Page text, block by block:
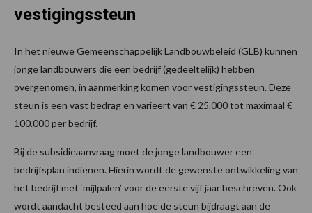
vestigingssteun
In het nieuwe Gemeenschappelijk Landbouwbeleid (GLB) kunnen
jonge landbouwers die een bedrijf (gedeeltelijk) hebben
overgenomen, in aanmerking komen voor vestigingssteun. Deze
steun is een vast bedrag en varieert van € 25.000 tot maximaal €
100.000 per bedrijf.
Bij de subsidieaanvraag moet de jonge landbouwer een
bedrijfsplan indienen. Hierin wordt de gewenste ontwikkeling van
het bedrijf met ‘mijlpalen’ voor de eerste vijf jaar beschreven. Ook
wordt aandacht besteed aan hoe de steun bijdraagt aan de